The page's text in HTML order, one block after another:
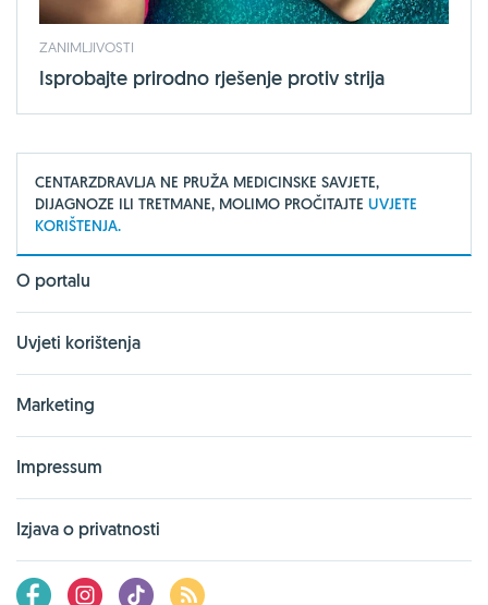
ZANIMLJIVOSTI
Isprobajte prirodno rješenje protiv strija
CENTARZDRAVLJA NE PRUŽA MEDICINSKE SAVJETE,
DIJAGNOZE ILI TRETMANE, MOLIMO PROČITAJTE UVJETE
KORIŠTENJA.
O portalu
Uvjeti korištenja
Marketing
Impressum
Izjava o privatnosti